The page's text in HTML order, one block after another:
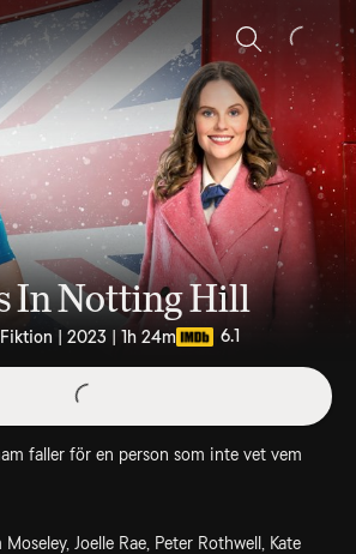
Sök
In Notting Hill
| 2023 | 1h 24m 6.1
faller för en person som inte vet vem
Joelle Rae, Peter Rothwell, Kate